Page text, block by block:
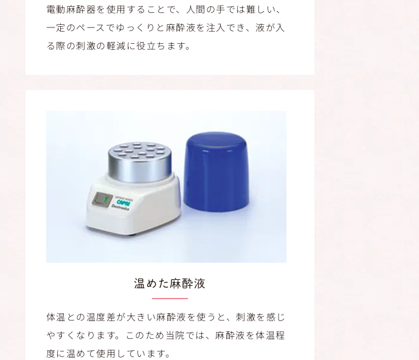
電動麻酔器を使用することで、人間の手では難しい、
一定のペースでゆっくりと麻酔液を注入でき、液が入
る際の刺激の軽減に役立ちます。
温めた麻酔液
体温との温度差が大きい麻酔液を使うと、刺激を感じ
やすくなります。このため当院では、麻酔液を体温程
度に温めて使用しています。